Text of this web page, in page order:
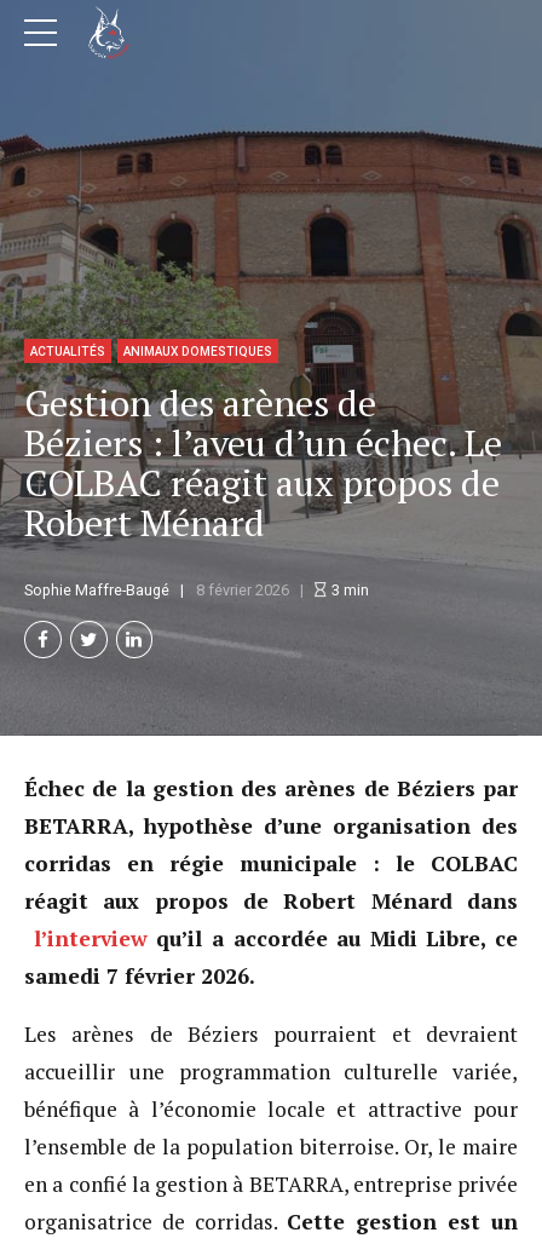
ACTUALITÉS ANIMAUX DOMESTIQUES
Gestion des arènes de
Béziers : l’aveu d’un échec. Le
COLBAC réagit aux propos de
Robert Ménard
Sophie Maffre-Baugé 8 février 2026 3 min
Échec de la gestion des arènes de Béziers par
BETARRA, hypothèse d’une organisation des
corridas en régie municipale : le COLBAC
réagit aux propos de Robert Ménard dans
l’interviewqu’il a accordée au Midi Libre, ce
samedi 7 février 2026.
Les arènes de Béziers pourraient et devraient
accueillir une programmation culturelle variée,
bénéfique à l’économie locale et attractive pour
l’ensemble de la population biterroise. Or, le maire
en a confié la gestion à BETARRA, entreprise privée
organisatrice de corridas. Cette gestion est un